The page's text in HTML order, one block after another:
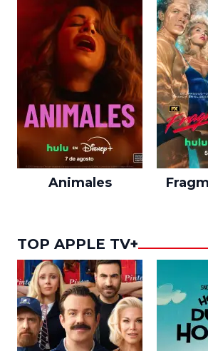
Animales
TOP APPLE TV+